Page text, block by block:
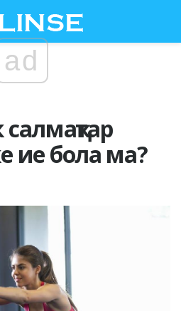
ad
ие бола ма?